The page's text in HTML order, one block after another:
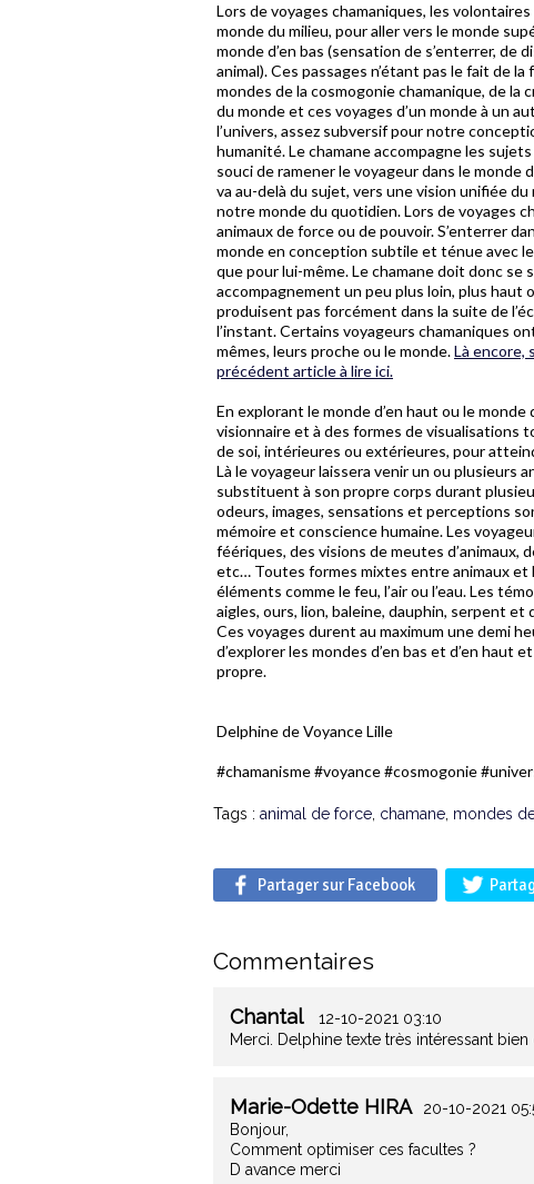
Lors de voyages chamaniques, les
monde du milieu, pour aller vers le monde
monde d’en bas (sensation de s’enterrer,
animal). Ces passages n’étant pas le fait de
mondes de la cosmogonie chamanique, de
du monde et ces voyages d’un monde à un
l’univers, assez subversif pour notre
humanité. Le chamane accompagne les
souci de ramener le voyageur dans le monde
va au-delà du sujet, vers une vision unifiée
notre monde du quotidien. Lors de voyages
animaux de force ou de pouvoir. S’enterrer
monde en conception subtile et ténue avec
que pour lui-même. Le chamane doit donc
accompagnement un peu plus loin, plus haut
produisent pas forcément dans la suite de
l’instant. Certains voyageurs chamaniques
mêmes, leurs proche ou le monde.Là encore,
précédent article à lire ici.
En explorant le monde d’en haut ou le
visionnaire et à des formes de visualisations
de soi, intérieures ou extérieures, pour
Là le voyageur laissera venir un ou plusieurs
substituent à son propre corps durant
odeurs, images, sensations et perceptions
mémoire et conscience humaine. Les
féériques, des visions de meutes d’animaux,
etc… Toutes formes mixtes entre animaux et
éléments comme le feu, l’air ou l’eau. Les
aigles, ours, lion, baleine, dauphin, serpent
Ces voyages durent au maximum une demi
d’explorer les mondes d’en bas et d’en
propre.
Delphine de Voyance Lille
#chamanisme #voyance #cosmogonie
Tags : animal de force chamane mondes
Partager sur Facebook
Commentaires
Chantal 12-10-2021 03:10
Merci. Delphine texte très intéressant
Marie-Odette HIRA 20-10-2021
Bonjour,
Comment optimiser ces facultes ?
D avance merci